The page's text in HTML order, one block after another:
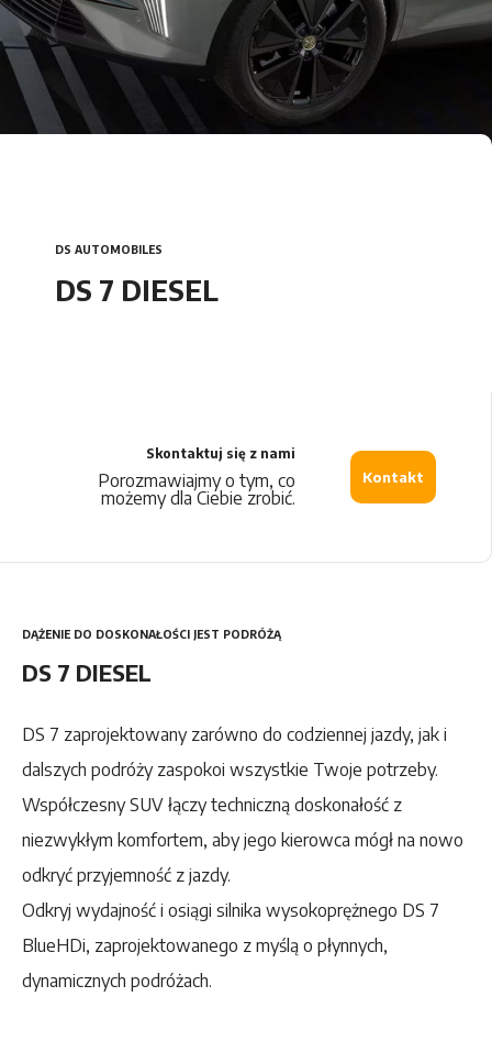
DS AUTOMOBILES
DS 7 DIESEL
Skontaktuj się z nami
Porozmawiajmy o tym, co
możemy dla Ciebie zrobić.
Kontakt
DĄŻENIE DO DOSKONAŁOŚCI JEST PODRÓŻĄ
DS 7 DIESEL
DS 7 zaprojektowany zarówno do codziennej jazdy, jak i
dalszych podróży zaspokoi wszystkie Twoje potrzeby.
Współczesny SUV łączy techniczną doskonałość z
niezwykłym komfortem, aby jego kierowca mógł na nowo
odkryć przyjemność z jazdy.
Odkryj wydajność i osiągi silnika wysokoprężnego DS 7
BlueHDi, zaprojektowanego z myślą o płynnych,
dynamicznych podróżach.
DS Automobiles
Citroën
Peugeot
MG
Car Detailing